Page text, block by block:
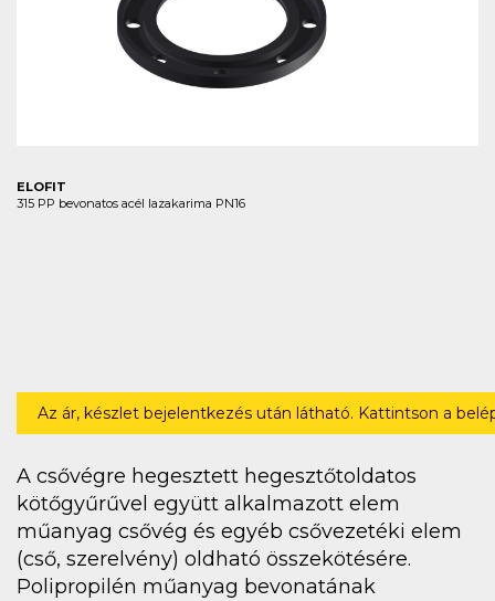
ELOFIT
315 PP bevonatos acél lazakarima PN16
Az ár, készlet bejelentkezés után látható. Kattintson a
A csővégre hegesztett hegesztőtoldatos
kötőgyűrűvel együtt alkalmazott elem
műanyag csővég és egyéb csővezetéki elem
(cső, szerelvény) oldható összekötésére.
Polipropilén műanyag bevonatának